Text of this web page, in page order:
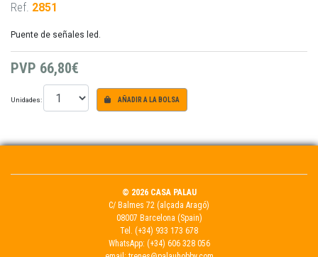
Ref. 2851
Puente de señales led.
PVP 66,80€
Unidades: AÑADIR A LA BOLSA
© 2026 CASA PALAU
C/ Balmes 72 (alçada Aragó)
08007 Barcelona (Spain)
Tel. (+34) 933 173 678
WhatsApp: (+34) 606 328 056